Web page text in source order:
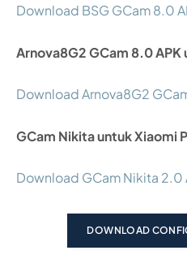
Download BSG GCam 8.0
Arnova8G2 GCam 8.0 APK
Download Arnova8G2
GCam Nikita untuk Xiaomi
Download GCam Nikita 2.0
DOWNLOAD